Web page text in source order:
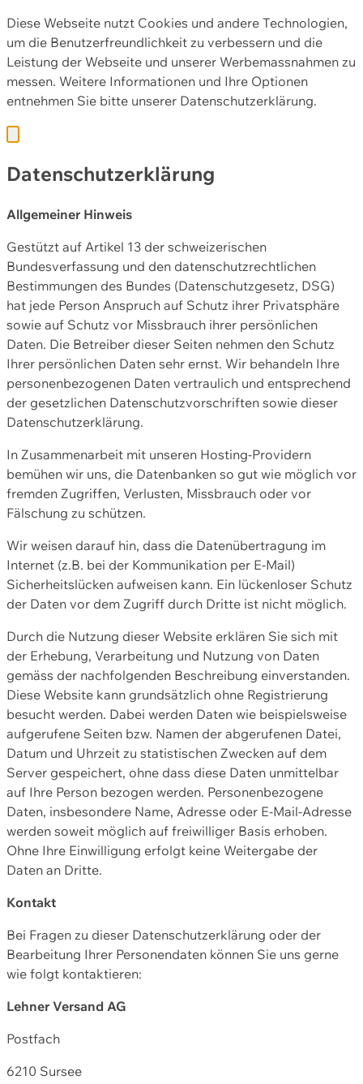
Diese Webseite nutzt Cookies und andere Technologien,
um die Benutzerfreundlichkeit zu verbessern und die
Leistung der Webseite und unserer Werbemassnahmen zu
messen. Weitere Informationen und Ihre Optionen
entnehmen Sie bitte unserer Datenschutzerklärung.
Datenschutzerklärung
Allgemeiner Hinweis
Gestützt auf Artikel 13 der schweizerischen
Bundesverfassung und den datenschutzrechtlichen
Bestimmungen des Bundes (Datenschutzgesetz, DSG)
hat jede Person Anspruch auf Schutz ihrer Privatsphäre
sowie auf Schutz vor Missbrauch ihrer persönlichen
Daten. Die Betreiber dieser Seiten nehmen den Schutz
Ihrer persönlichen Daten sehr ernst. Wir behandeln Ihre
personenbezogenen Daten vertraulich und entsprechend
der gesetzlichen Datenschutzvorschriften sowie dieser
Datenschutzerklärung.
In Zusammenarbeit mit unseren Hosting-Providern
bemühen wir uns, die Datenbanken so gut wie möglich vor
fremden Zugriffen, Verlusten, Missbrauch oder vor
Fälschung zu schützen.
Wir weisen darauf hin, dass die Datenübertragung im
Internet (z.B. bei der Kommunikation per E-Mail)
Sicherheitslücken aufweisen kann. Ein lückenloser Schutz
der Daten vor dem Zugriff durch Dritte ist nicht möglich.
Durch die Nutzung dieser Website erklären Sie sich mit
der Erhebung, Verarbeitung und Nutzung von Daten
gemäss der nachfolgenden Beschreibung einverstanden.
Diese Website kann grundsätzlich ohne Registrierung
besucht werden. Dabei werden Daten wie beispielsweise
aufgerufene Seiten bzw. Namen der abgerufenen Datei,
Datum und Uhrzeit zu statistischen Zwecken auf dem
Server gespeichert, ohne dass diese Daten unmittelbar
auf Ihre Person bezogen werden. Personenbezogene
Daten, insbesondere Name, Adresse oder E-Mail-Adresse
werden soweit möglich auf freiwilliger Basis erhoben.
Ohne Ihre Einwilligung erfolgt keine Weitergabe der
Daten an Dritte.
Kontakt
Bei Fragen zu dieser Datenschutzerklärung oder der
Bearbeitung Ihrer Personendaten können Sie uns gerne
wie folgt kontaktieren:
Lehner Versand AG
Postfach
6210 Sursee